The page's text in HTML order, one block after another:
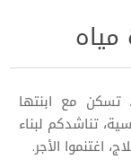
مياه
مع ابنتها
تناشدكم لبناء
اغتنموا الأجر.